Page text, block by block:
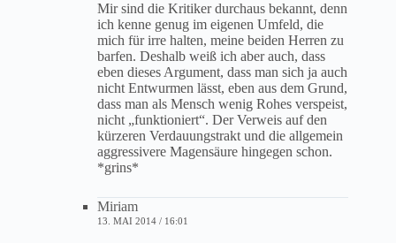
Mir sind die Kritiker durchaus bekannt, denn
ich kenne genug im eigenen Umfeld, die
mich für irre halten, meine beiden Herren zu
barfen. Deshalb weiß ich aber auch, dass
eben dieses Argument, dass man sich ja auch
nicht Entwurmen lässt, eben aus dem Grund,
dass man als Mensch wenig Rohes verspeist,
nicht „funktioniert“. Der Verweis auf den
kürzeren Verdauungstrakt und die allgemein
aggressivere Magensäure hingegen schon.
*grins*
Miriam
13. MAI 2014 / 16:01